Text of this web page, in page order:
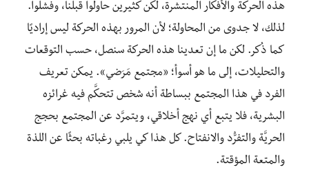
هذه الحركة والأفكار المنتشرة، لكن كثيرين حاولوا قبلنا، وفشلوا.
لذلك، لا جدوى من المحاولة؛ لأن المرور بهذه الحركة ليس إراديًا
كما ذُكر. لكن ما إن تعدينا هذه الحركة سنصل، حسب التوقعات
والتحليلات، إلى ما هو أسوأ؛ «مجتمع مَرَضي». يمكن تعريف
الفرد في هذا المجتمع ببساطة أنه شخص تتحكَّم فيه غرائزه
البشرية، فلا يتبع أي نهج أخلاقي، ويتمرَّد عن المجتمع بحجج
الحريَّة والتفرُّد والانفتاح. كل هذا كي يلبي رغباته بحثًا عن اللذة
والمتعة المؤقتة.